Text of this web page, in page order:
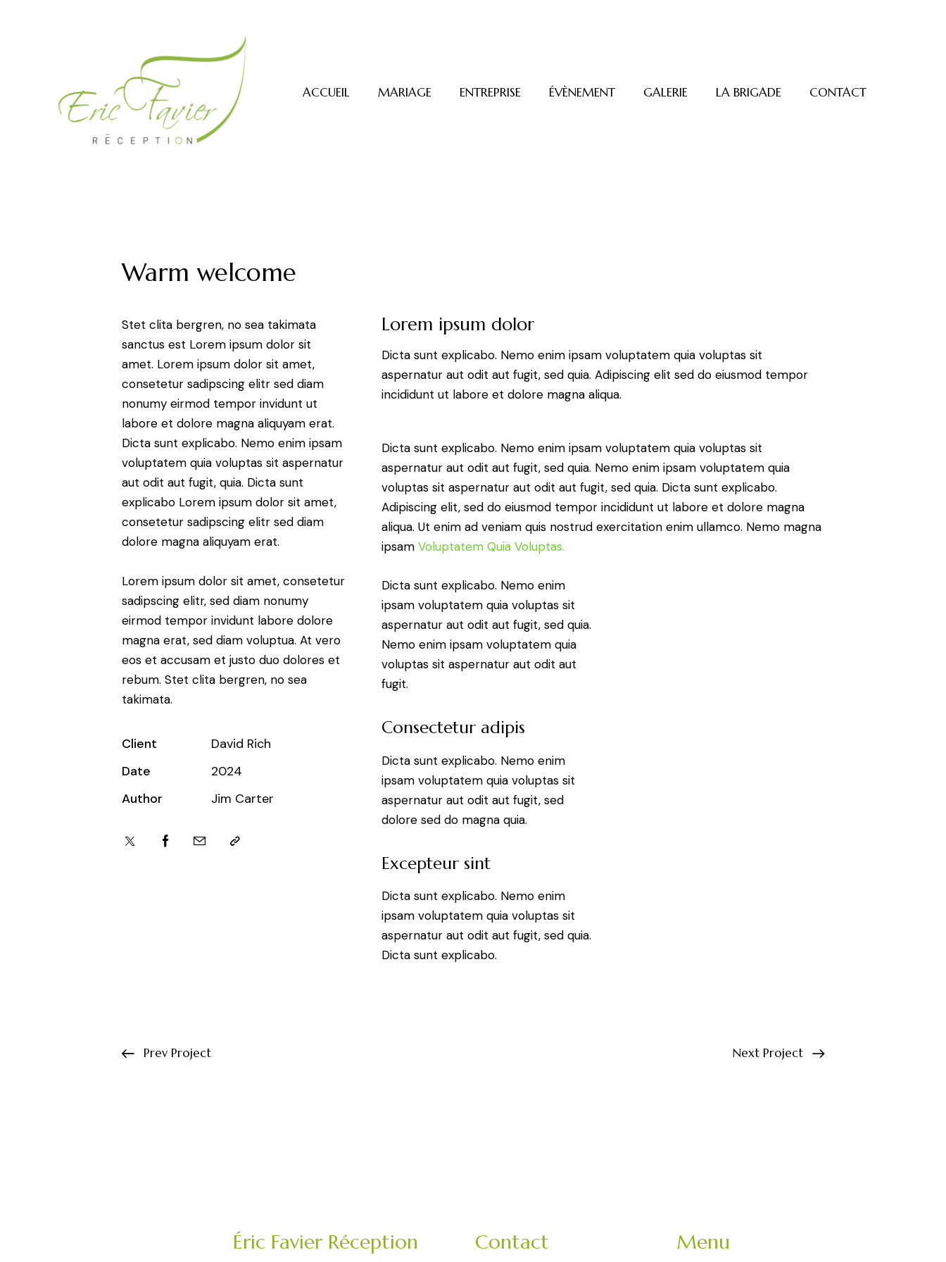
ACCUEIL MARIAGE ENTREPRISE ÉVÈNEMENT GALERIE LA BRIGADE CONTACT
Warm welcome
Stet clita bergren, no sea takimata
sanctus est Lorem ipsum dolor sit
amet. Lorem ipsum dolor sit amet,
consetetur sadipscing elitr sed diam
nonumy eirmod tempor invidunt ut
labore et dolore magna aliquyam erat.
Dicta sunt explicabo. Nemo enim ipsam
voluptatem quia voluptas sit aspernatur
aut odit aut fugit, quia. Dicta sunt
explicabo Lorem ipsum dolor sit amet,
consetetur sadipscing elitr sed diam
dolore magna aliquyam erat.
Lorem ipsum dolor sit amet, consetetur
sadipscing elitr, sed diam nonumy
eirmod tempor invidunt labore dolore
magna erat, sed diam voluptua. At vero
eos et accusam et justo duo dolores et
rebum. Stet clita bergren, no sea
takimata.
Client
David Rich
Date
2024
Author
Jim Carter
Lorem ipsum dolor
Dicta sunt explicabo. Nemo enim ipsam voluptatem quia voluptas sit
aspernatur aut odit aut fugit, sed quia. Adipiscing elit sed do eiusmod tempor
incididunt ut labore et dolore magna aliqua.
Dicta sunt explicabo. Nemo enim ipsam voluptatem quia voluptas sit
aspernatur aut odit aut fugit, sed quia. Nemo enim ipsam voluptatem quia
voluptas sit aspernatur aut odit aut fugit, sed quia. Dicta sunt explicabo.
Adipiscing elit, sed do eiusmod tempor incididunt ut labore et dolore magna
aliqua. Ut enim ad veniam quis nostrud exercitation enim ullamco. Nemo magna
ipsamVoluptatem Quia Voluptas.
Dicta sunt explicabo. Nemo enim
ipsam voluptatem quia voluptas sit
aspernatur aut odit aut fugit, sed quia.
Nemo enim ipsam voluptatem quia
voluptas sit aspernatur aut odit aut
fugit.
Consectetur adipis
Dicta sunt explicabo. Nemo enim
ipsam voluptatem quia voluptas sit
aspernatur aut odit aut fugit, sed
dolore sed do magna quia.
Excepteur sint
Dicta sunt explicabo. Nemo enim
ipsam voluptatem quia voluptas sit
aspernatur aut odit aut fugit, sed quia.
Dicta sunt explicabo.
Prev Project Next Project
Éric Favier Réception Contact Menu